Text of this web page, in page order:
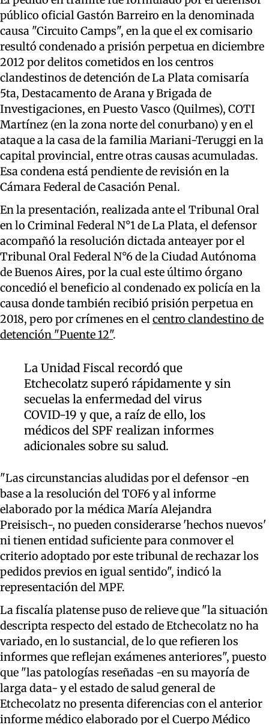
público oficial Gastón Barreiro en la denominada
causa "Circuito Camps", en la que el ex comisario
resultó condenado a prisión perpetua en diciembre
2012 por delitos cometidos en los centros
clandestinos de detención de La Plata comisaría
5ta, Destacamento de Arana y Brigada de
Investigaciones, en Puesto Vasco (Quilmes), COTI
Martínez (en la zona norte del conurbano) y en el
ataque a la casa de la familia Mariani-Teruggi en la
capital provincial, entre otras causas acumuladas.
Esa condena está pendiente de revisión en la
Cámara Federal de Casación Penal.
En la presentación, realizada ante el Tribunal Oral
en lo Criminal Federal N°1 de La Plata, el defensor
acompañó la resolución dictada anteayer por el
Tribunal Oral Federal N°6 de la Ciudad Autónoma
de Buenos Aires, por la cual este último órgano
concedió el beneficio al condenado ex policía en la
causa donde también recibió prisión perpetua en
2018, pero por crímenes en elcentro clandestino de
detención "Puente 12".
La Unidad Fiscal recordó que
Etchecolatz superó rápidamente y sin
secuelas la enfermedad del virus
COVID-19 y que, a raíz de ello, los
médicos del SPF realizan informes
adicionales sobre su salud.
"Las circunstancias aludidas por el defensor -en
base a la resolución del TOF6 y al informe
elaborado por la médica María Alejandra
Preisisch-, no pueden considerarse 'hechos nuevos'
ni tienen entidad suficiente para conmover el
criterio adoptado por este tribunal de rechazar los
pedidos previos en igual sentido", indicó la
representación del MPF.
La fiscalía platense puso de relieve que "la situación
descripta respecto del estado de Etchecolatz no ha
variado, en lo sustancial, de lo que refieren los
informes que reflejan exámenes anteriores", puesto
que "las patologías reseñadas -en su mayoría de
larga data- y el estado de salud general de
Etchecolatz no presenta diferencias con el anterior
informe médico elaborado por el Cuerpo Médico